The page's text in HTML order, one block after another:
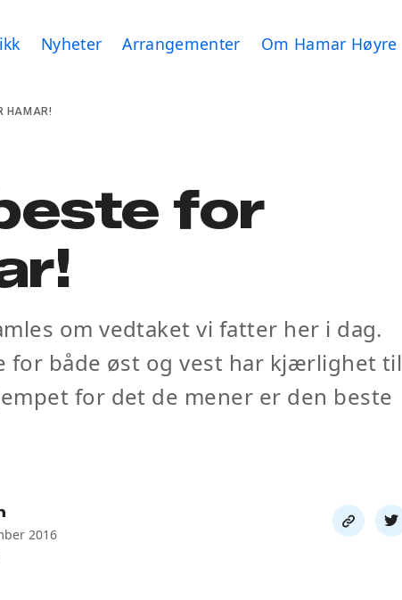
Nyheter Arrangementer Om Hamar Høyre
HAMAR!
for
om vedtaket vi fatter her i dag.
for både øst og vest har kjærlighet til
for det de mener er den beste
2016
Del
link
Del
på